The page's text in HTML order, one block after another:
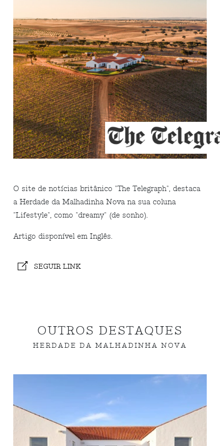
O site de notícias britânico "The Telegraph", destaca
a Herdade da Malhadinha Nova na sua coluna
"Lifestyle", como "dreamy" (de sonho).
Artigo disponível em Inglês.
SEGUIR LINK
OUTROS DESTAQUES
HERDADE DA MALHADINHA NOVA